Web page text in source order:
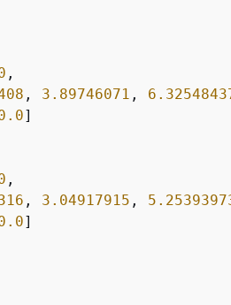
,
, 3.89746071 ,
]
,
, 3.04917915 ,
]